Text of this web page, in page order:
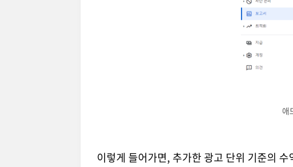
애
이렇게 들어가면, 추가한 광고 단위 기준의